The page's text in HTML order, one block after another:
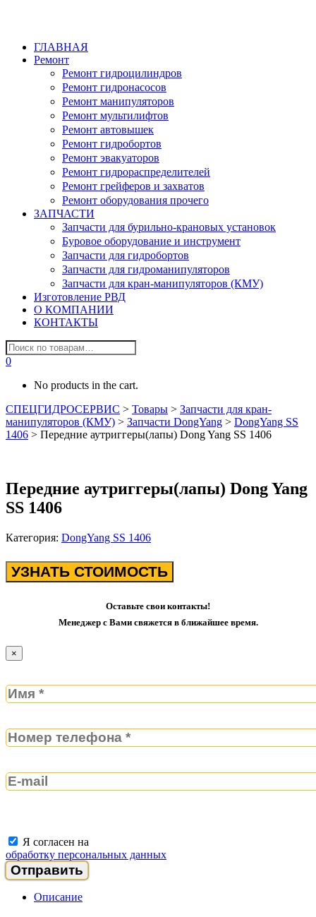
ГЛАВНАЯ
Ремонт
Ремонт гидроцилиндров
Ремонт гидронасосов
Ремонт манипуляторов
Ремонт мультилифтов
Ремонт автовышек
Ремонт гидробортов
Ремонт эвакуаторов
Ремонт гидрораспределителей
Ремонт грейферов и захватов
Ремонт оборудования прочего
ЗАПЧАСТИ
Запчасти для бурильно-крановых установок
Буровое оборудование и инструмент
Запчасти для гидробортов
Запчасти для гидроманипуляторов
Запчасти для кран-манипуляторов (КМУ)
Изготовление РВД
О КОМПАНИИ
КОНТАКТЫ
0
No products in the cart.
СПЕЦГИДРОСЕРВИС > Товары > Запчасти для кран-
манипуляторов (КМУ) > Запчасти DongYang > DongYang SS
1406 > Передние аутриггеры(лапы) Dong Yang SS 1406
Передние аутриггеры(лапы) Dong Yang
SS 1406
Категория: DongYang SS 1406
УЗНАТЬ СТОИМОСТЬ
Оставьте свои контакты!
Менеджер с Вами свяжется в ближайшее время.
×
Я согласен на
обработку персональных данных
Описание